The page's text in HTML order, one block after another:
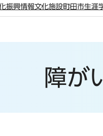
振興情報文化施設町田市生涯
障が